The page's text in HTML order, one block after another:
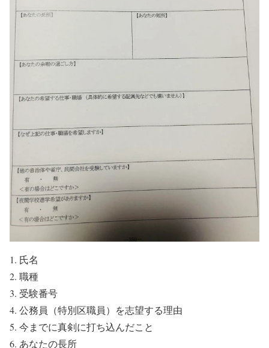
氏名
職種
受験番号
公務員（特別区職員）を志望する理由
今までに真剣に打ち込んだこと
あなたの長所